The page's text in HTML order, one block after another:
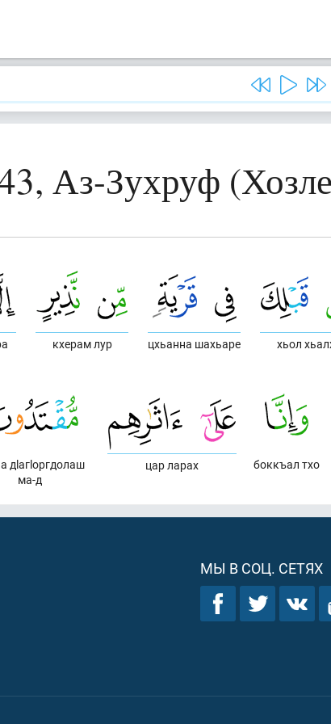
Аз-Зухруф
хьол
цхьанна шахьаре
кхерам лур
боккъал тхо
цар ларах
дlагlоргдолаш
ма-д
МЫ В СОЦ. СЕТЯХ